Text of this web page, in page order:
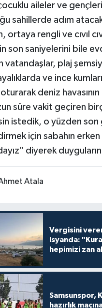
aileler ve
sahillerde adım
ortaya rengli ve cıvıl
son saniyelerini bile
vatandaşlar, plaj
ve ince
deniz havasının
süre vakit geçiren
istedik, o yüzden son
için sabahın
diyerek
Atala
Vergisini
isyanda:
hepimizi zan
Samsunspor,
hazırlık